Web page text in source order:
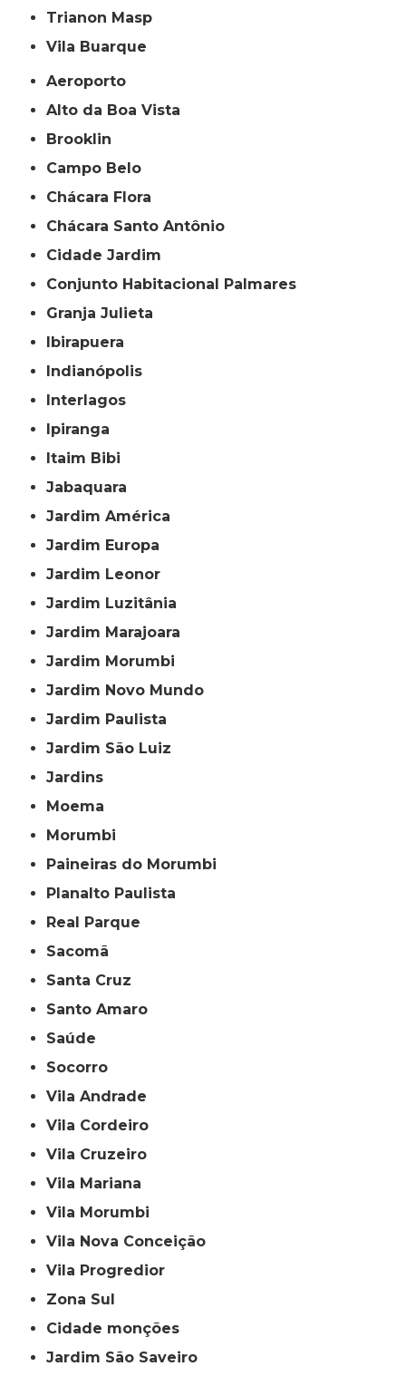
Trianon Masp
Vila Buarque
Aeroporto
Alto da Boa Vista
Brooklin
Campo Belo
Chácara Flora
Chácara Santo Antônio
Cidade Jardim
Conjunto Habitacional Palmares
Granja Julieta
Ibirapuera
Indianópolis
Interlagos
Ipiranga
Itaim Bibi
Jabaquara
Jardim América
Jardim Europa
Jardim Leonor
Jardim Luzitânia
Jardim Marajoara
Jardim Morumbi
Jardim Novo Mundo
Jardim Paulista
Jardim São Luiz
Jardins
Moema
Morumbi
Paineiras do Morumbi
Planalto Paulista
Real Parque
Sacomã
Santa Cruz
Santo Amaro
Saúde
Socorro
Vila Andrade
Vila Cordeiro
Vila Cruzeiro
Vila Mariana
Vila Morumbi
Vila Nova Conceição
Vila Progredior
Zona Sul
cidade monções
jardim São Saveiro